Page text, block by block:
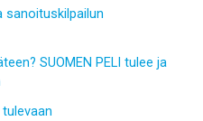
sanoituskilpailun
SUOMEN PELI tulee ja